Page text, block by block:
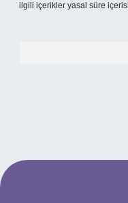
ilgili içerikler yasal süre